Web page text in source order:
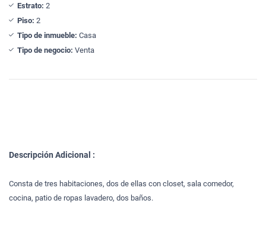
Estrato: 2
Piso: 2
Tipo de inmueble: Casa
Tipo de negocio: Venta
Descripción Adicional :
Consta de tres habitaciones, dos de ellas con closet, sala comedor,
cocina, patio de ropas lavadero, dos baños.